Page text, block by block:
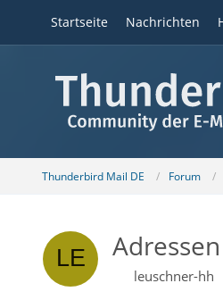
Startseite Nachrichten
Thunderbird Mail DE Forum
leuschner-hh